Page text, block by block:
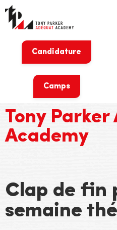
Candidature
Camps
Tony
Academy
Clap de fin
semaine